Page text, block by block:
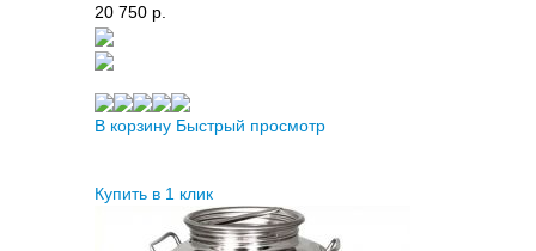
20 750 p.
В корзину Быстрый просмотр
Купить в 1 клик